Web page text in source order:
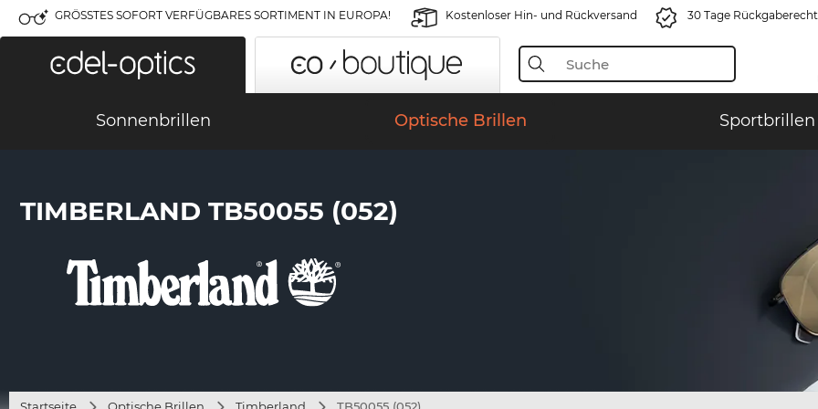
GRÖSSTES SOFORT VERFÜGBARES SORTIMENT IN EUROPA! Kostenloser Hin- und Rückversand 30 Tage Rückgaberecht
Sonnenbrillen Optische Brillen Sportbrillen
TIMBERLAND TB50055 (052)